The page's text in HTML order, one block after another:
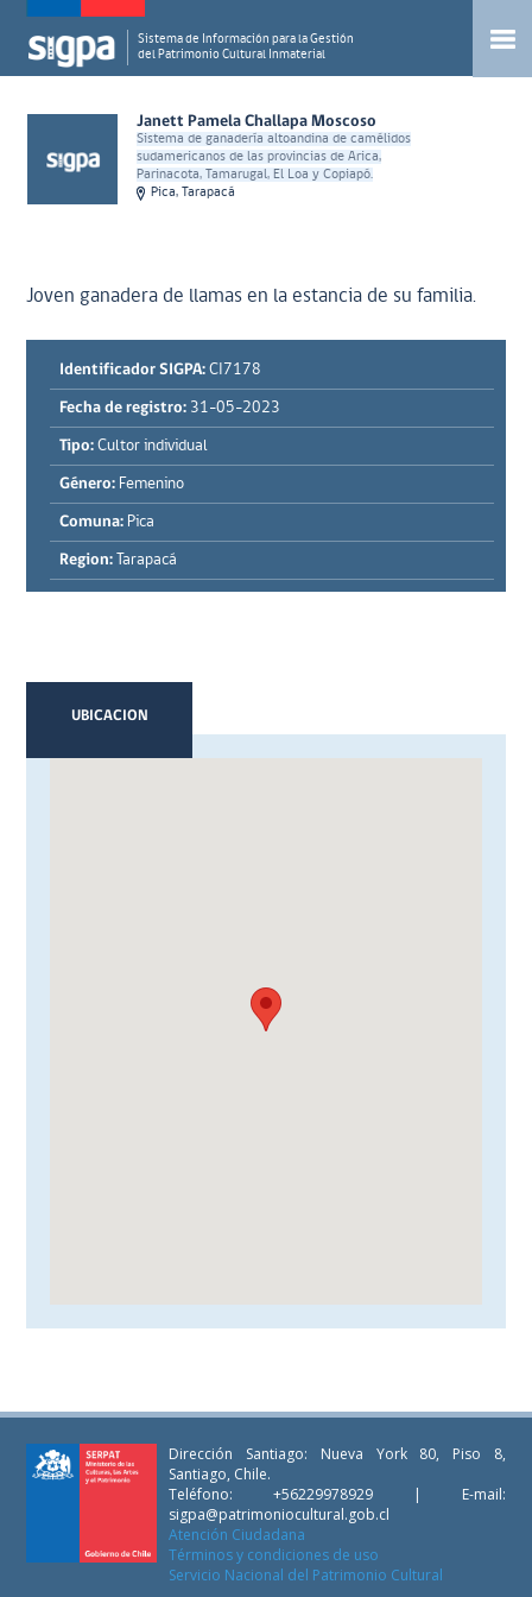
Sistema de Información para la Gestión
del Patrimonio Cultural Inmaterial
Janett Pamela Challapa Moscoso
Sistema de ganadería altoandina de camélidos
sudamericanos de las provincias de Arica,
Parinacota, Tamarugal, El Loa y Copiapó.
Pica, Tarapacá
Joven ganadera de llamas en la estancia de su familia.
Identificador SIGPA: CI7178
Fecha de registro: 31-05-2023
Tipo: Cultor individual
Género: Femenino
Comuna: Pica
Region: Tarapacá
UBICACION
Dirección Santiago: Nueva York 80, Piso 8,
Santiago, Chile.
Teléfono: +56229978929 | E-mail:
sigpa@patrimoniocultural.gob.cl
Atención Ciudadana
Términos y condiciones de uso
Servicio Nacional del Patrimonio Cultural